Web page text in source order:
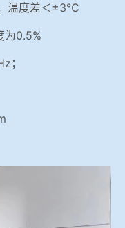
温度差＜±3℃
为0.5%
；